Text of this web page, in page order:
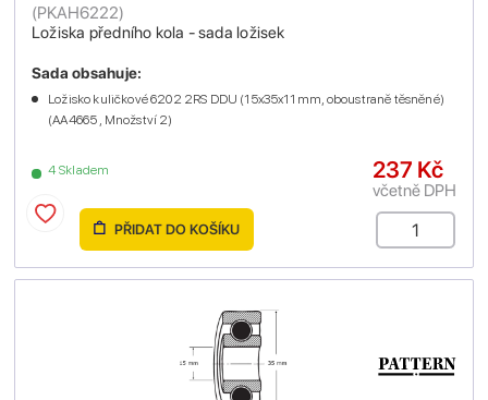
Ložiska předního kola - sada ložisek
(PKAH6222)
4 Skladem
Sada obsahuje:
Ložisko kuličkové 6202 2RS DDU (15x35x11 mm, oboustraně těsněné)
(AA4665 , Množství 2)
237 Kč
včetně DPH
PŘIDAT DO KOŠÍKU